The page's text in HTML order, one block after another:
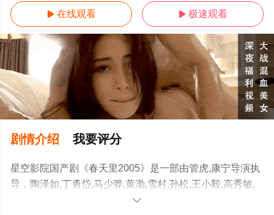
 在线观看  极速观看
剧情介绍 我要评分
星空影院国产剧《春天里2005》是一部由管虎,康宁导演执
导，陶泽如,丁勇岱,马少骅,黄渤,雪村,孙松,王小毅,高秀敏,
沙景昌,吕夏,丁宁,胡龙吟,赵亚波,公磊,王希,张小磊,胡晓光
